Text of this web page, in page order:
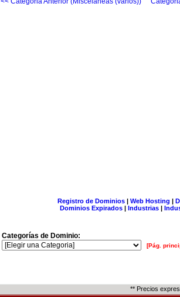
Registro de Dominios| Web Hosting |
Dominios Expirados | Industrias |
Categorías de Dominio:
[Pág.
** Precios